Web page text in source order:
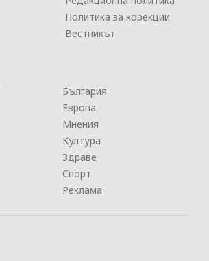
Политика за корекции
Вестникът
България
Европа
Мнения
Култура
Здраве
Спорт
Реклама